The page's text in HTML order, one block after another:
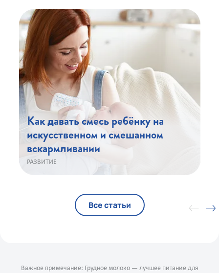
Как давать смесь ребёнку на
искусственном и смешанном
вскармливании
РАЗВИТИЕ
Все статьи
Важное примечание: Грудное молоко — лучшее питание для